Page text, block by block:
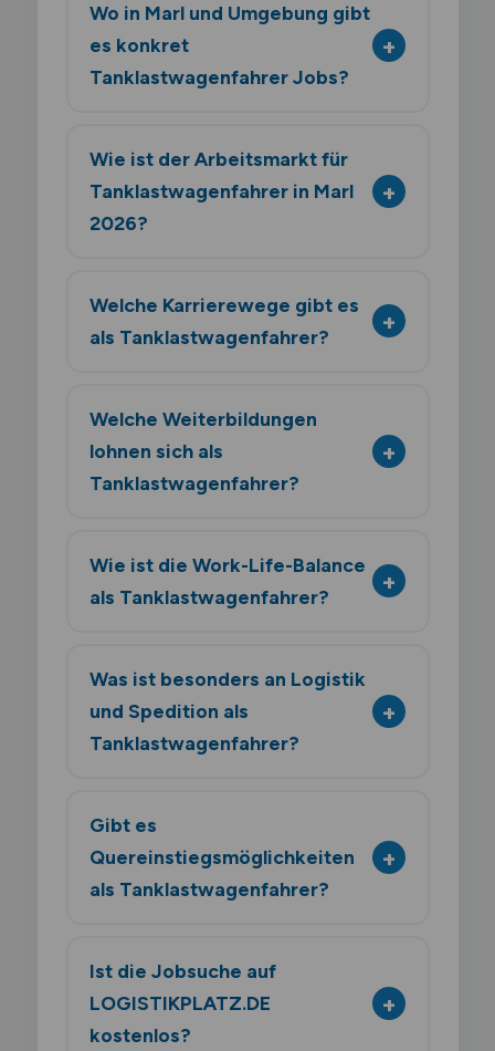
Wo in Marl und Umgebung gibt
es konkret
Tanklastwagenfahrer Jobs?
Wie ist der Arbeitsmarkt für
Tanklastwagenfahrer in Marl
2026?
Welche Karrierewege gibt es
als Tanklastwagenfahrer?
Welche Weiterbildungen
lohnen sich als
Tanklastwagenfahrer?
Wie ist die Work-Life-Balance
als Tanklastwagenfahrer?
Was ist besonders an Logistik
und Spedition als
Tanklastwagenfahrer?
Gibt es
Quereinstiegsmöglichkeiten
als Tanklastwagenfahrer?
Ist die Jobsuche auf
LOGISTIKPLATZ.DE
kostenlos?